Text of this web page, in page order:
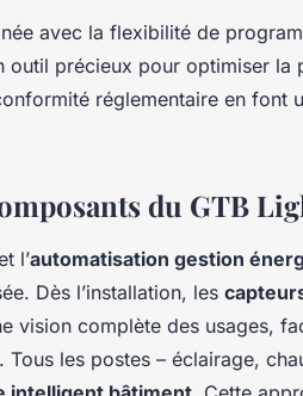
avec la flexibilité de
outil précieux pour optimiser la
réglementaire en font
du GTB
l’automatisation gestion
Dès l’installation, les
vision complète des usages,
. Tous les postes – éclairage,